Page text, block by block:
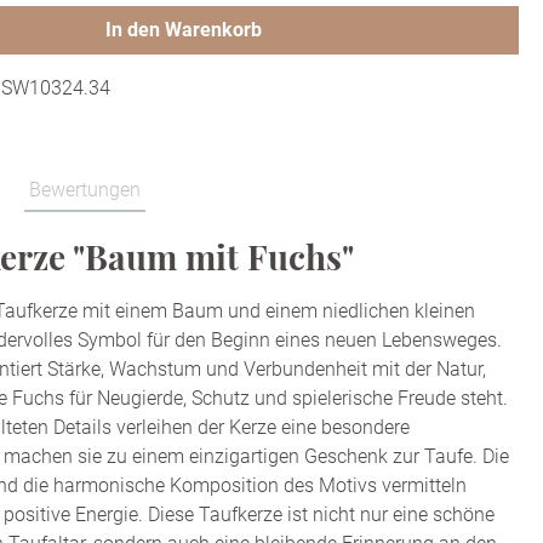
In den Warenkorb
SW10324.34
Bewertungen
"Baum mit Fuchs"
mit einem Baum und einem niedlichen kleinen
Symbol für den Beginn eines neuen Lebensweges.
Stärke, Wachstum und Verbundenheit mit der Natur,
Fuchs für Neugierde, Schutz und spielerische Freude steht.
Details verleihen der Kerze eine besondere
sie zu einem einzigartigen Geschenk zur Taufe. Die
die harmonische Komposition des Motivs vermitteln
Energie. Diese Taufkerze ist nicht nur eine schöne